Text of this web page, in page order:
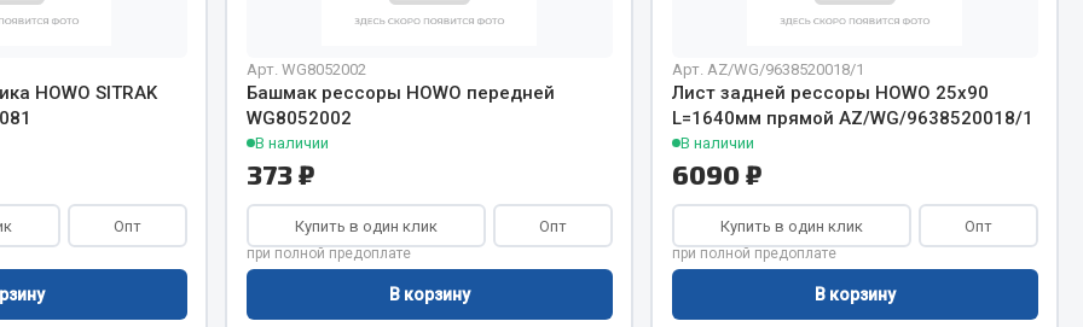
и оборудование для
для ремонта шин и камер
Садовый инвентарь Аккумуляторы
ТАВ
ЯМАЛ
Solite
OURSUN
HOWO SITRAK
Опт
Арт. WG8052002
Башмак рессоры HOWO передней
WG8052002
В наличии
373 ₽
Купить в один клик Опт
при полной предоплате
В корзину
Арт. AZ/WG/9638520018/1
Лист задней рессоры HOWO 25х90
L=1640мм прямой AZ/WG/9638520018/1
В наличии
6090 ₽
Купить в один клик Опт
при полной предоплате
В корзину